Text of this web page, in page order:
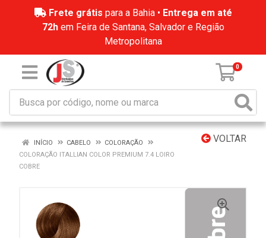
Frete grátis para a Bahia • Entrega em até
72hem Feira de Santana, Salvador e Região
Metropolitana
0
VOLTAR
INÍCIO CABELO
COLORAÇÃO
COLORAÇÃO ITALLIAN COLOR PREMIUM 7.4 LOIRO
COBRE